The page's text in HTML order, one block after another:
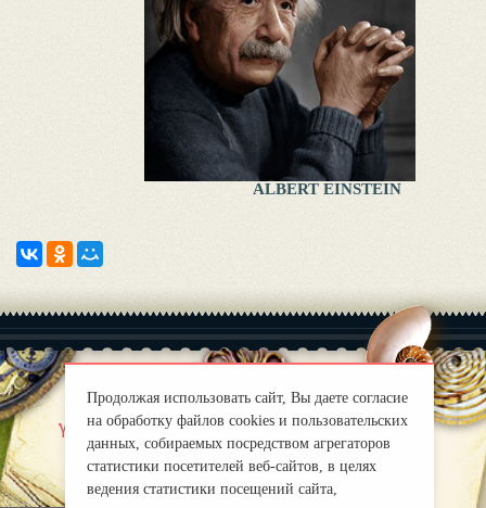
ALBERT EINSTEIN
Yaklas?k |
Правила
mirprognoz@mail.ru
Продолжая использовать сайт, Вы даете согласие
на обработку файлов cookies и пользовательских
данных, собираемых посредством агрегаторов
статистики посетителей веб-сайтов, в целях
ведения статистики посещений сайта,